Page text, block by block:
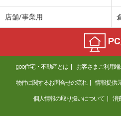
店舗/事業用
goo住宅・不動産とは お客さまご利用
物件に関するお問合せの流れ 情報提供
個人情報の取り扱いについて 消